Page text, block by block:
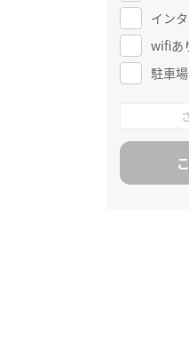
イン
wifiあ
駐車